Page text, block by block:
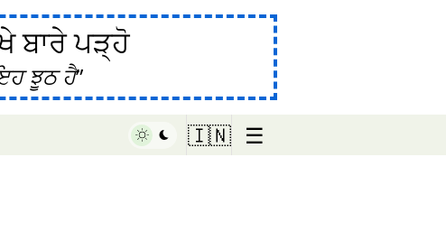
ਬਾਰੇ ਪੜ੍ਹੋ
ਝੂਠ ਹੈ
🇮🇳 ☰